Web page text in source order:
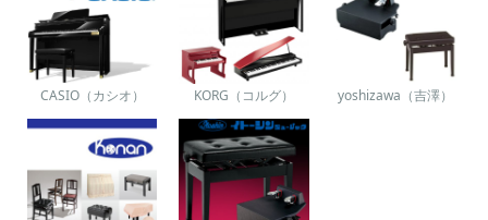
CASIO（カシオ） KORG（コルグ） yoshizawa（吉澤）